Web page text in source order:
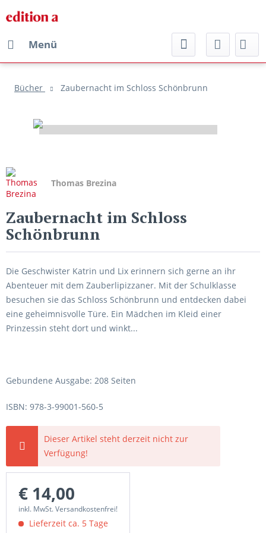
Menü
Bücher Zaubernacht im Schloss Schönbrunn
Thomas Brezina
Zaubernacht im Schloss
Schönbrunn
Die Geschwister Katrin und Lix erinnern sich gerne an ihr
Abenteuer mit dem Zauberlipizzaner. Mit der Schulklasse
besuchen sie das Schloss Schönbrunn und entdecken dabei
eine geheimnisvolle Türe. Ein Mädchen im Kleid einer
Prinzessin steht dort und winkt...
Gebundene Ausgabe: 208 Seiten
ISBN: 978-3-99001-560-5
Dieser Artikel steht derzeit nicht zur
Verfügung!
€ 14,00
inkl. MwSt. Versandkostenfrei!
Lieferzeit ca. 5 Tage